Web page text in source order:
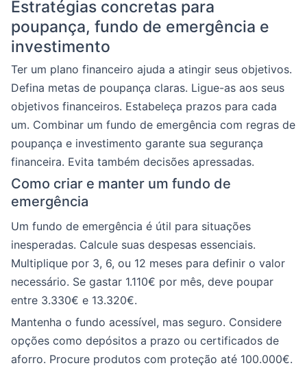
Estratégias concretas para
poupança, fundo de emergência e
investimento
Ter um plano financeiro ajuda a atingir seus objetivos.
Defina metas de poupança claras. Ligue-as aos seus
objetivos financeiros. Estabeleça prazos para cada
um. Combinar um fundo de emergência com regras de
poupança e investimento garante sua segurança
financeira. Evita também decisões apressadas.
Como criar e manter um fundo de
emergência
Um fundo de emergência é útil para situações
inesperadas. Calcule suas despesas essenciais.
Multiplique por 3, 6, ou 12 meses para definir o valor
necessário. Se gastar 1.110€ por mês, deve poupar
entre 3.330€ e 13.320€.
Mantenha o fundo acessível, mas seguro. Considere
opções como depósitos a prazo ou certificados de
aforro. Procure produtos com proteção até 100.000€.